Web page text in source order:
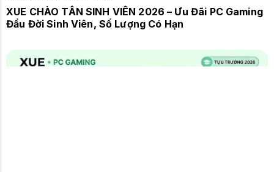
XUE CHÀO TÂN SINH VIÊN 2026 – Ưu Đãi PC Gaming
Đầu Đời Sinh Viên, Số Lượng Có Hạn